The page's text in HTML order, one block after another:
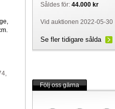
Såldes för: 44.000 kr
Vid auktionen 2022-05-30
Se fler tidigare sålda
Följ oss gärna